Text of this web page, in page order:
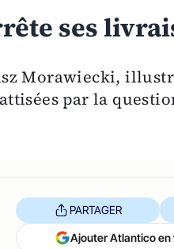
ses
Morawiecki,
par la
PARTAGER
Ajouter Atlantico en